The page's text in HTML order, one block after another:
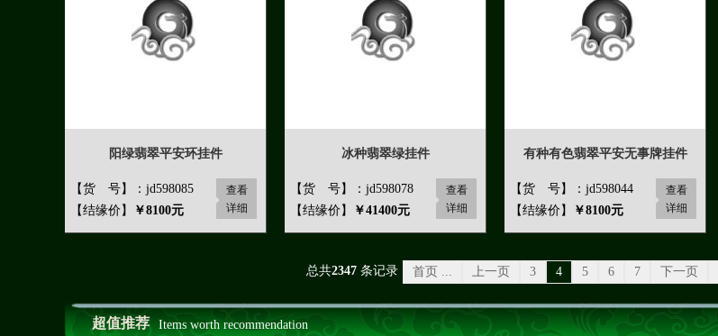
阳绿翡翠平安环挂件
【货 号】：jd598085
【结缘价】
￥8100元
查看
详细
冰种翡翠绿挂件
【货 号】：jd598078
【结缘价】
￥41400元
查看
详细
有种有色翡翠平安无事牌挂件
【货 号】：jd598044
【结缘价】
￥8100元
查看
详细
总共2347 条记录 首页 ... 上一页 3 4 5 6 7 下一页
超值推荐 Items worth recommendation